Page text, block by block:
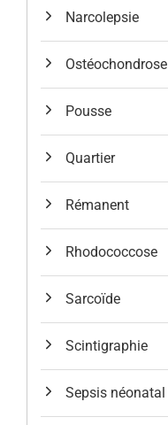
Narcolepsie
Ostéochondrose
Pousse
Quartier
Rémanent
Rhodococcose
Sarcoïde
Scintigraphie
Sepsis néonatal